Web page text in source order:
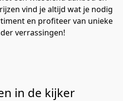
vind je altijd wat je nodig
en profiteer van unieke
verrassingen!
in de kijker